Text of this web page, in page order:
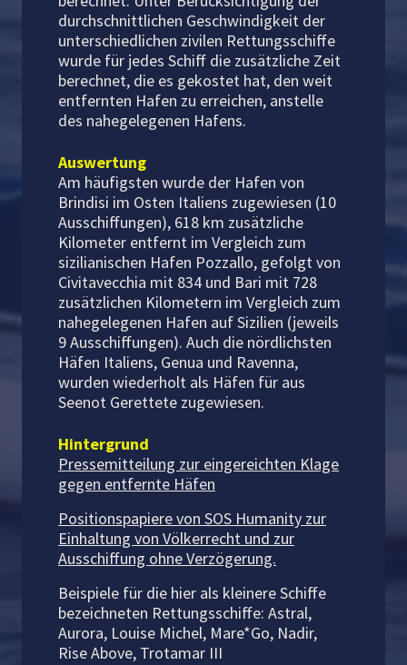
durchschnittlichen Geschwindigkeit der
unterschiedlichen zivilen Rettungsschiffe
wurde für jedes Schiff die zusätzliche Zeit
berechnet, die es gekostet hat, den weit
entfernten Hafen zu erreichen, anstelle
des nahegelegenen Hafens.
Auswertung
Am häufigsten wurde der Hafen von
Brindisi im Osten Italiens zugewiesen (10
Ausschiffungen), 618 km zusätzliche
Kilometer entfernt im Vergleich zum
sizilianischen Hafen Pozzallo, gefolgt von
Civitavecchia mit 834 und Bari mit 728
zusätzlichen Kilometern im Vergleich zum
nahegelegenen Hafen auf Sizilien (jeweils
9 Ausschiffungen). Auch die nördlichsten
Häfen Italiens, Genua und Ravenna,
wurden wiederholt als Häfen für aus
Seenot Gerettete zugewiesen.
Hintergrund
Pressemitteilung zur eingereichten Klage
gegen entfernte Häfen
Positionspapiere von SOS Humanity zur
Einhaltung von Völkerrecht und zur
Ausschiffung ohne Verzögerung.
Beispiele für die hier als kleinere Schiffe
bezeichneten Rettungsschiffe: Astral,
Aurora, Louise Michel, Mare*Go, Nadir,
Rise Above, Trotamar III